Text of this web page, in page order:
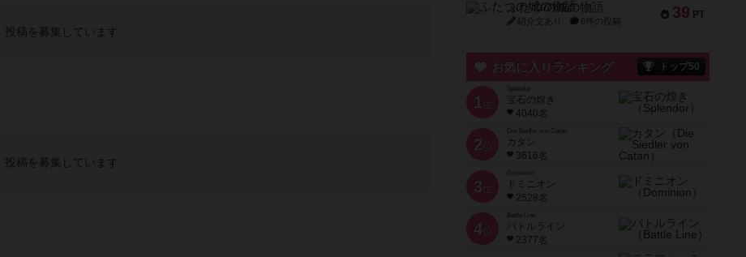
投稿を募集しています
投稿を募集しています
39 PT
ふたつの城の物語
紹介文あり 6件の投稿
お気に入りランキング トップ50
1 位
宝石の煌き
4040名
2 位
Die Siedler von Catan
カタン
3616名
3 位
ドミニオン
2528名
4位
Battle Line
バトルライン
2377名